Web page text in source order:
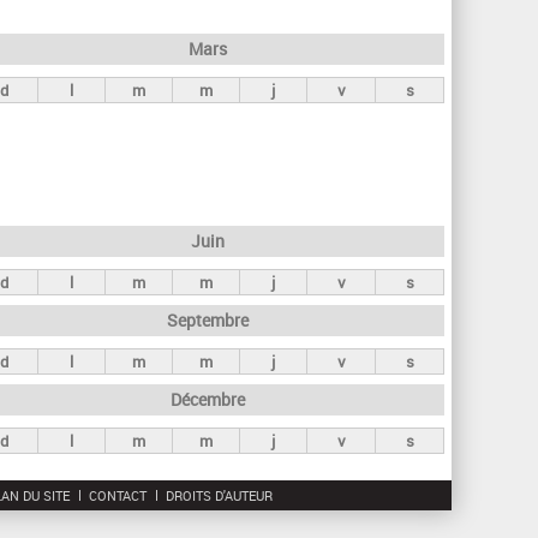
r
c
Mars
d l m m j v s
Juin
d l m m j v s
Septembre
d l m m j v s
Décembre
d l m m j v s
DU SITE CONTACT DROITS D'AUTEUR